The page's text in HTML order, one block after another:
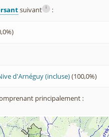
suivant i :
d'Arnéguy (incluse)(100,0%)
principalement :